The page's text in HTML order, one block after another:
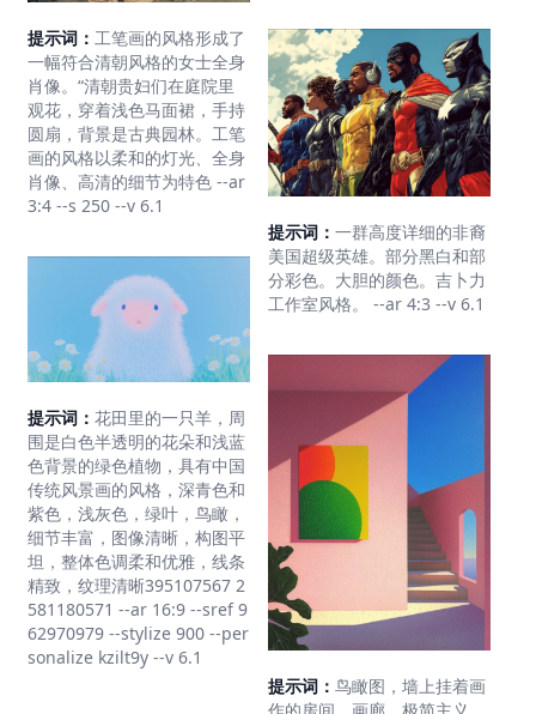
提示词： 工笔画的风格形成了
一幅符合清朝风格的女士全身
肖像。“清朝贵妇们在庭院里
观花，穿着浅色马面裙，手持
圆扇，背景是古典园林。工笔
画的风格以柔和的灯光、全身
肖像、高清的细节为特色 --ar
3:4 --s 250 --v 6.1
提示词： 花田里的一只羊，周
围是白色半透明的花朵和浅蓝
色背景的绿色植物，具有中国
传统风景画的风格，深青色和
紫色，浅灰色，绿叶，鸟瞰，
细节丰富，图像清晰，构图平
坦，整体色调柔和优雅，线条
精致，纹理清晰395107567 2
581180571 --ar 16:9 --sref 9
62970979 --stylize 900 --per
sonalize kzilt9y --v 6.1
提示词： 一群高度详细的非裔
美国超级英雄。部分黑白和部
分彩色。大胆的颜色。吉卜力
工作室风格。 --ar 4:3 --v 6.1
提示词： 鸟瞰图，墙上挂着画
作的房间，画廊，极简主义，